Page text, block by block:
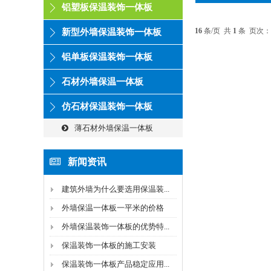
铝塑板保温装饰一体板
新型外墙保温装饰一体板
铝单板保温装饰一体板
石材外墙保温一体板
仿石材保温装饰一体板
薄石材外墙保温一体板
新闻资讯
建筑外墙为什么要选用保温装...
外墙保温一体板一平米的价格
外墙保温装饰一体板的优势特...
保温装饰一体板的施工安装
保温装饰一体板产品稳定应用...
16 条/页 共 1 条 页次：